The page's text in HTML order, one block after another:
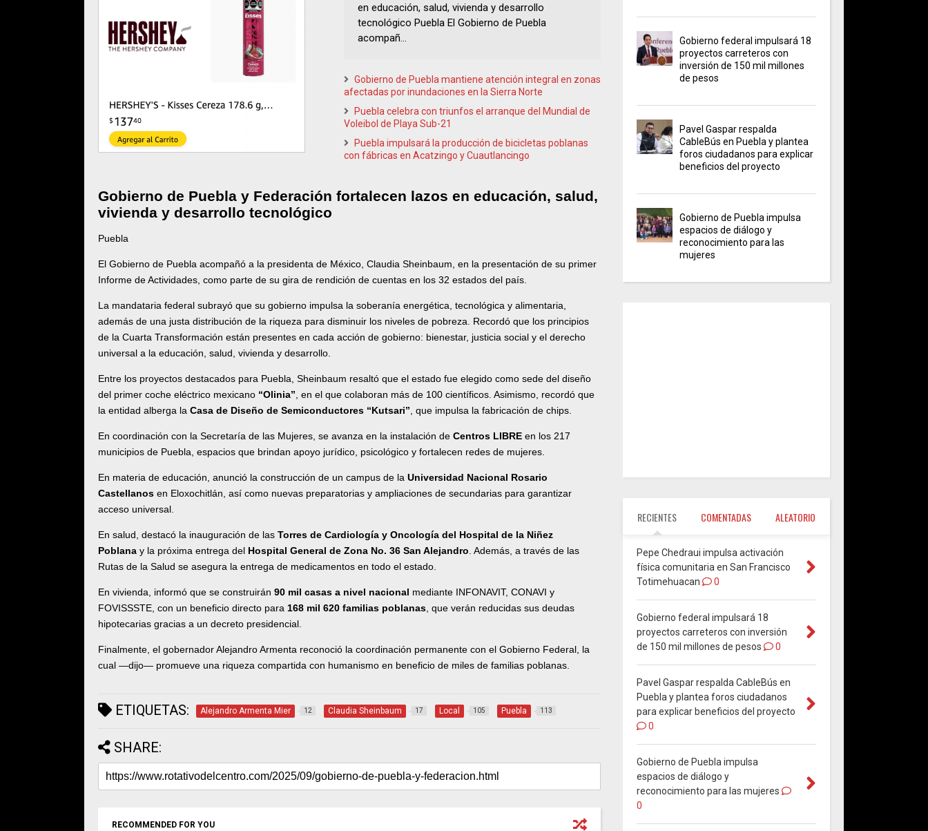
en educación, salud, vivienda y desarrollo
tecnológico Puebla El Gobierno de Puebla
acompañ...
Gobierno de Puebla mantiene atención integral en zonas
afectadas por inundaciones en la Sierra Norte
Puebla celebra con triunfos el arranque del Mundial de
Voleibol de Playa Sub-21
Puebla impulsará la producción de bicicletas poblanas
con fábricas en Acatzingo y Cuautlancingo
Gobierno de Puebla y Federación fortalecen lazos en educación, salud,
vivienda y desarrollo tecnológico
Puebla
El Gobierno de Puebla acompañó a la presidenta de México, Claudia Sheinbaum, en la presentación de su primer
Informe de Actividades, como parte de su gira de rendición de cuentas en los 32 estados del país.
La mandataria federal subrayó que su gobierno impulsa la soberanía energética, tecnológica y alimentaria,
además de una justa distribución de la riqueza para disminuir los niveles de pobreza. Recordó que los principios
de la Cuarta Transformación están presentes en cada acción de gobierno: bienestar, justicia social y el derecho
universal a la educación, salud, vivienda y desarrollo.
Entre los proyectos destacados para Puebla, Sheinbaum resaltó que el estado fue elegido como sede del diseño
del primer coche eléctrico mexicano “Olinia”, en el que colaboran más de 100 científicos. Asimismo, recordó que
la entidad alberga la Casa de Diseño de Semiconductores “Kutsari”, que impulsa la fabricación de chips.
En coordinación con la Secretaría de las Mujeres, se avanza en la instalación de Centros LIBRE en los 217
municipios de Puebla, espacios que brindan apoyo jurídico, psicológico y fortalecen redes de mujeres.
En materia de educación, anunció la construcción de un campus de la Universidad Nacional Rosario
Castellanos en Eloxochitlán, así como nuevas preparatorias y ampliaciones de secundarias para garantizar
acceso universal.
En salud, destacó la inauguración de las Torres de Cardiología y Oncología del Hospital de la Niñez
Poblana y la próxima entrega del Hospital General de Zona No. 36 San Alejandro. Además, a través de las
Rutas de la Salud se asegura la entrega de medicamentos en todo el estado.
En vivienda, informó que se construirán 90 mil casas a nivel nacional mediante INFONAVIT, CONAVI y
FOVISSSTE, con un beneficio directo para 168 mil 620 familias poblanas, que verán reducidas sus deudas
hipotecarias gracias a un decreto presidencial.
Finalmente, el gobernador Alejandro Armenta reconoció la coordinación permanente con el Gobierno Federal, la
cual —dijo— promueve una riqueza compartida con humanismo en beneficio de miles de familias poblanas.
ETIQUETAS: Alejandro Armenta Mier 12 Claudia Sheinbaum 17 Local 105 Puebla 113
SHARE:
RECOMMENDED FOR YOU
Gobierno federal impulsará 18
proyectos carreteros con
inversión de 150 mil millones
de pesos
Pavel Gaspar respalda
CableBús en Puebla y plantea
foros ciudadanos para explicar
beneficios del proyecto
Gobierno de Puebla impulsa
espacios de diálogo y
reconocimiento para las
mujeres
RECIENTES COMENTADAS ALEATORIO
Pepe Chedraui impulsa activación
física comunitaria en San Francisco
Totimehuacan
0
Gobierno federal impulsará 18
proyectos carreteros con inversión
de 150 mil millones de pesos
0
Pavel Gaspar respalda CableBús en
Puebla y plantea foros ciudadanos
para explicar beneficios del proyecto
0
Gobierno de Puebla impulsa
espacios de diálogo y
reconocimiento para las mujeres
0